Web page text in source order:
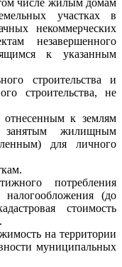
числе жилым домам
участках в
некоммерческих
незавершенного
к указанным
строительства и
строительства, не
к землям
занятым жилищным
для личного
потребления
(до
стоимость
на территории
муниципальных